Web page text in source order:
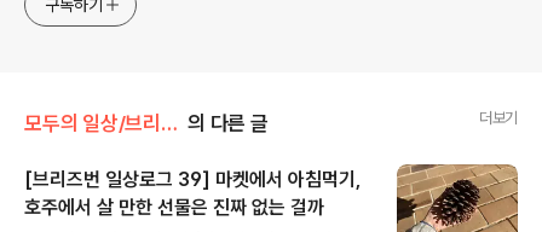
구독하기
모두의 일상/브리즈번 일상 의 다른 글 더보기
[브리즈번 일상로그 39] 마켓에서 아침먹기,
호주에서 살 만한 선물은 진짜 없는 걸까